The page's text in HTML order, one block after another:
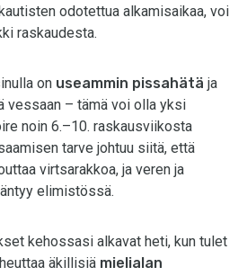
odotettua alkamisaikaa, voi
raskaudesta.
on useammin pissahätä ja
vessaan – tämä voi olla yksi
noin 6.–10. raskausviikosta
tarve johtuu siitä, että
virtsarakkoa, ja veren ja
elimistössä.
kehossasi alkavat heti, kun tulet
äkillisiä mielialan